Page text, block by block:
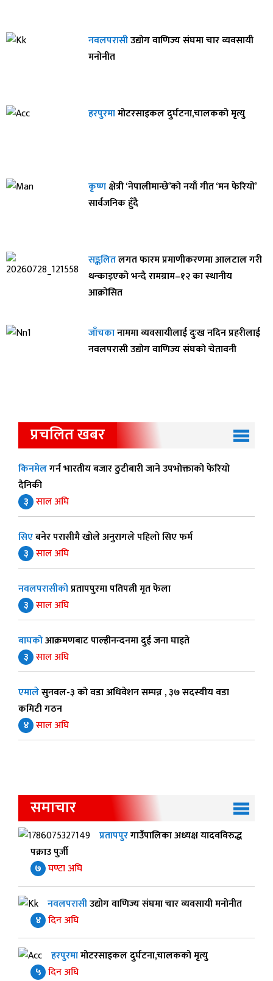
नवलपरासीउद्योग वाणिज्य संघमा चार व्यवसायी
मनोनीत
हरपुरमामोटरसाइकल दुर्घटना,चालकको मृत्यु
कृष्णक्षेत्री ‘नेपालीमान्छे’को नयाँ गीत ‘मन फेरियो’
सार्वजनिक हुँदै
सङ्कलितलगत फारम प्रमाणीकरणमा आलटाल गरी
थन्काइएको भन्दै रामग्राम–१२ का स्थानीय
आक्रोसित
जाँचकानाममा व्यवसायीलाई दुःख नदिन प्रहरीलाई
नवलपरासी उद्योग वाणिज्य संघको चेतावनी
प्रचलित खबर
किनमेलगर्न भारतीय बजार ठुटीबारी जाने उपभोक्ताको फेरियो
दैनिकी
३ साल अघि
सिएबनेर परासीमै खोले अनुरागले पहिलो सिए फर्म
३ साल अघि
नवलपरासीकोप्रतापपुरमा पतिपत्नी मृत फेला
३ साल अघि
बाघकोआक्रमणबाट पाल्हीनन्दनमा दुई जना घाइते
३ साल अघि
एमालेसुनवल-३ को वडा अधिवेशन सम्पन्न , ३७ सदस्यीय वडा
कमिटी गठन
४ साल अघि
समाचार
प्रतापपुरगाउँपालिका अध्यक्ष यादवविरुद्ध
पक्राउ पुर्जी
७ घण्टा अघि
नवलपरासीउद्योग वाणिज्य संघमा चार व्यवसायी मनोनीत
४ दिन अघि
हरपुरमामोटरसाइकल दुर्घटना,चालकको मृत्यु
५ दिन अघि